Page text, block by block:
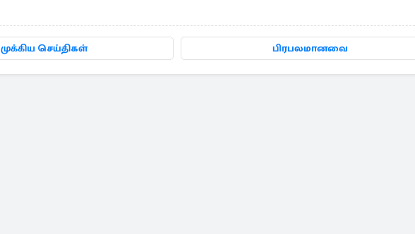
முக்கிய செய்திகள் பிரபலமானவை